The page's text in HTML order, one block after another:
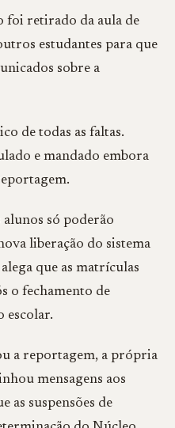
foi retirado da aula de
estudantes para que
sobre a
de todas as faltas.
e mandado embora
só poderão
liberação do sistema
que as matrículas
o fechamento de
escolar.
a reportagem, a própria
mensagens aos
as suspensões de